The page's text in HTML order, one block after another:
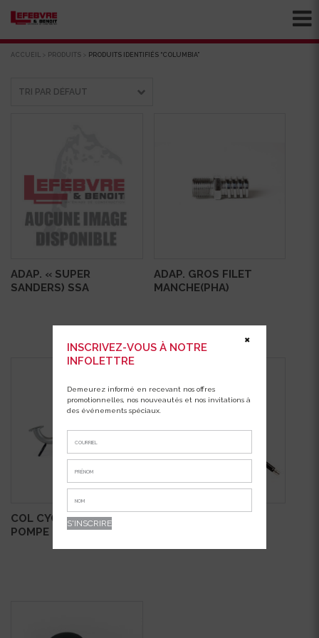
ACCUEIL > PRODUITS > PRODUITS IDENTIFIÉS “COLUMBIA”
ADAP. « SUPER
SANDERS) SSA
ADAP. GROS FILET
MANCHE(PHA)
COL CYGNE POUR
POMPE (GN)
INSCRIVEZ-VOUS À NOTRE
INFOLETTRE
Demeurez informé en recevant nos offres
promotionnelles, nos nouveautés et nos invitations à
des événements spéciaux.
✖